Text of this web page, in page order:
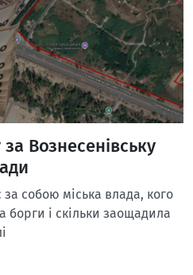
Вознесенівську
собою міська влада, кого
борги і скільки заощадила